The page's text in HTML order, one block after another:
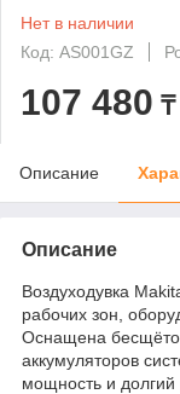
Нет в наличии
Код: AS001GZ
107 480 ₸
Описание
Описание
Воздуходувка
рабочих зон,
Оснащена
аккумуляторов
мощность и долгий